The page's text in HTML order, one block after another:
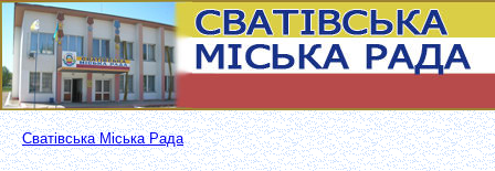
Сватівська Міська Рада